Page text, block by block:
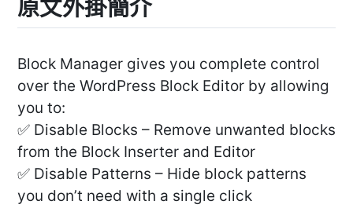
原文外掛簡介
Block Manager gives you complete control
over the WordPress Block Editor by allowing
you to:
✅ Disable Blocks – Remove unwanted blocks
from the Block Inserter and Editor
✅ Disable Patterns – Hide block patterns
you don’t need with a single click